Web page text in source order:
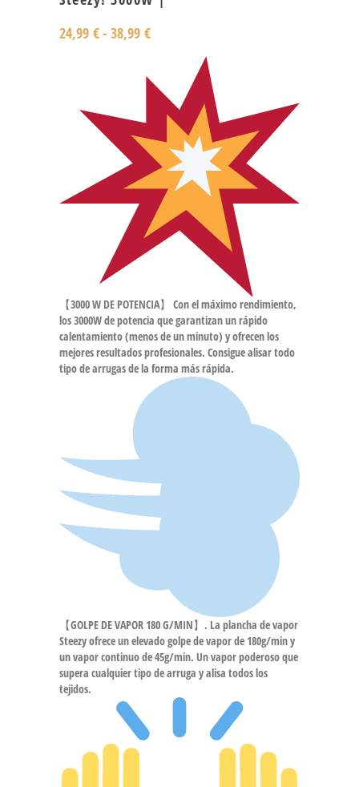
24,99 €- 38,99 €
【3000 W DE POTENCIA】 Con el máximo rendimiento,
los 3000W de potencia que garantizan un rápido
calentamiento (menos de un minuto) y ofrecen los
mejores resultados profesionales. Consigue alisar todo
tipo de arrugas de la forma más rápida.
【GOLPE DE VAPOR 180 G/MIN】. La plancha de vapor
Steezy ofrece un elevado golpe de vapor de 180g/min y
un vapor continuo de 45g/min. Un vapor poderoso que
supera cualquier tipo de arruga y alisa todos los
tejidos.